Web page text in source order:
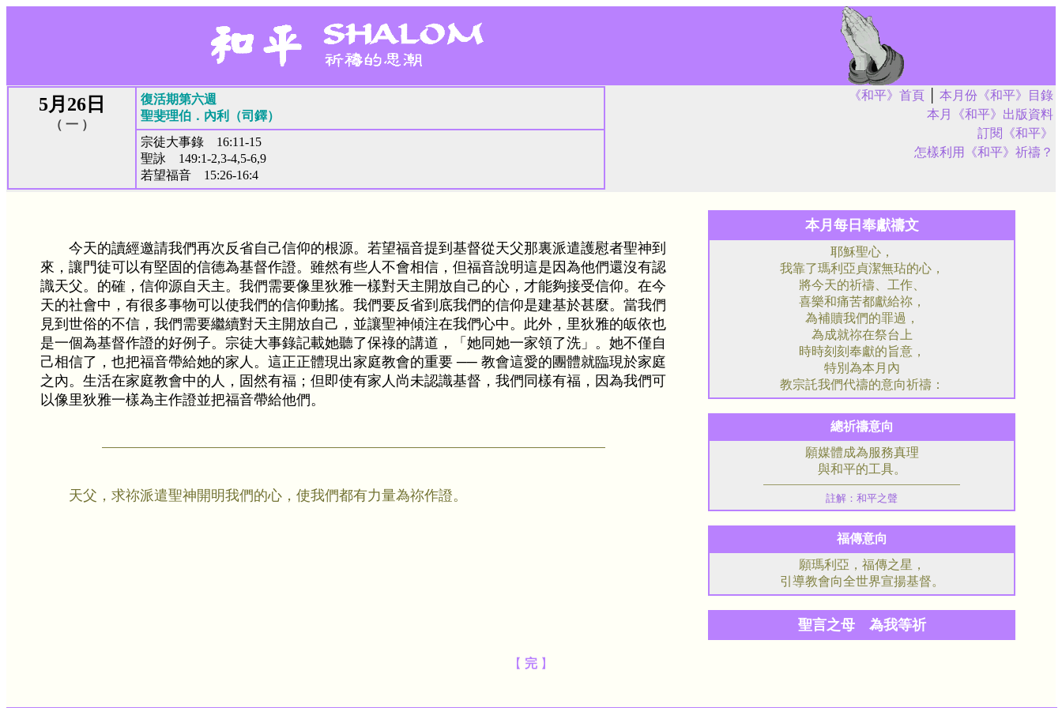
5月26日
（ 一 ）
復活期第六週
聖斐理伯．內利（司鐸）
宗徒大事錄 16:11-15
聖詠 149:1-2,3-4,5-6,9
若望福音 15:26-16:4
《和平》首頁
本月份《和平》目錄
本月《和平》出版資料
訂閱《和平》
怎樣利用《和平》祈禱？
今天的讀經邀請我們再次反省自己信仰的根源。若望福音提到基督從天父那裏派遣護慰者聖神到
來，讓門徒可以有堅固的信德為基督作證。雖然有些人不會相信，但福音說明這是因為他們還沒有認
識天父。的確，信仰源自天主。我們需要像里狄雅一樣對天主開放自己的心，才能夠接受信仰。在今
天的社會中，有很多事物可以使我們的信仰動搖。我們要反省到底我們的信仰是建基於甚麼。當我們
見到世俗的不信，我們需要繼續對天主開放自己，並讓聖神傾注在我們心中。此外，里狄雅的皈依也
是一個為基督作證的好例子。宗徒大事錄記載她聽了保祿的講道，「她同她一家領了洗」。她不僅自
己相信了，也把福音帶給她的家人。這正正體現出家庭教會的重要 ── 教會這愛的團體就臨現於家庭
之內。生活在家庭教會中的人，固然有福；但即使有家人尚未認識基督，我們同樣有福，因為我們可
以像里狄雅一樣為主作證並把福音帶給他們。
天父，求祢派遣聖神開明我們的心，使我們都有力量為祢作證。
本月每日奉獻禱文
耶穌聖心，
我靠了瑪利亞貞潔無玷的心，
將今天的祈禱、工作、
喜樂和痛苦都獻給祢，
為補贖我們的罪過，
為成就祢在祭台上
時時刻刻奉獻的旨意，
特別為本月內
教宗託我們代禱的意向祈禱：
總祈禱意向
願媒體成為服務真理
與和平的工具。
註解：和平之聲
福傳意向
願瑪利亞，福傳之星，
引導教會向全世界宣揚基督。
聖言之母 為我等祈
【 完 】